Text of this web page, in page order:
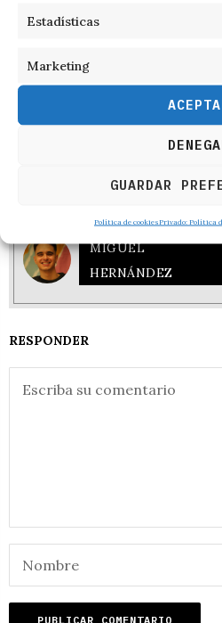
Estadísticas
Marketing
GUARDAR
Política de cookiesPrivado: Política
Durante sus años en los que
Zawahiri ha visto cómo el
entre otros asuntos, surgió
superar su implantación e
Estado paralelo a partir de
democrática- que abarcaba
desapareció en 2017.
MIGUEL
HERNÁNDEZ
RESPONDER